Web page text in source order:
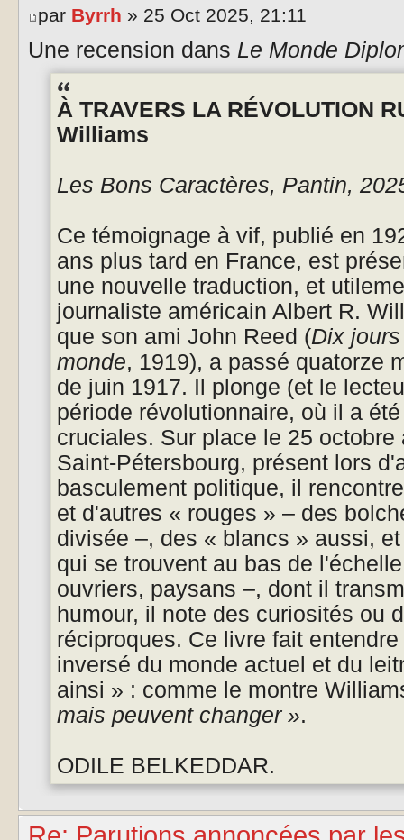
par Byrrh » 25 Oct 2025, 21:11
Une recension dans Le Monde
À TRAVERS LA RÉVOLUTION
Williams
Les Bons Caractères, Pantin,
Ce témoignage à vif, publié en
ans plus tard en France, est
une nouvelle traduction, et
journaliste américain Albert R.
que son ami John Reed (Dix
monde, 1919), a passé quatorze
de juin 1917. Il plonge (et le
période révolutionnaire, où il a
cruciales. Sur place le 25
Saint-Pétersbourg, présent lors
basculement politique, il
et d'autres « rouges » – des
divisée –, des « blancs » aussi,
qui se trouvent au bas de
ouvriers, paysans –, dont il
humour, il note des curiosités ou
réciproques. Ce livre fait
inversé du monde actuel et du
ainsi » : comme le montre
mais peuvent changer ».
ODILE BELKEDDAR.